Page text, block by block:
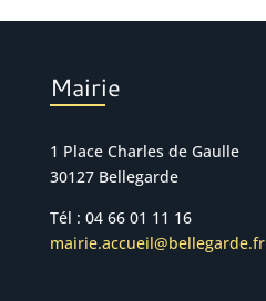
Mairie
1 Place Charles de Gaulle
30127 Bellegarde
Tél : 04 66 01 11 16
mairie.accueil@bellegarde.fr